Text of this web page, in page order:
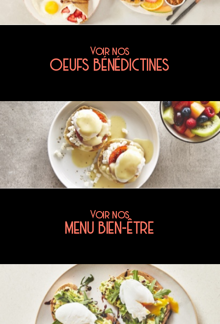
Voir nos
OEUFS BÉNÉDICTINES
Voir nos
MENU BIEN-ÊTRE